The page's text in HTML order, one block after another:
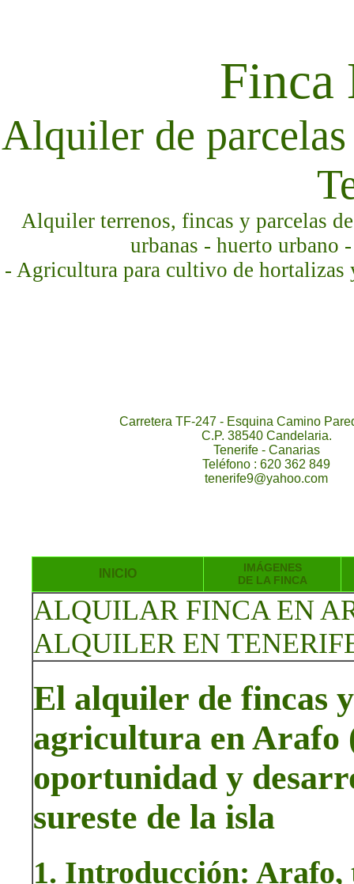
Finca
Alquiler de
Alquiler terrenos, fincas y parcelas
urbanas - huerto urbano
- Agricultura para cultivo de hortalizas
Carretera TF-247 - Esquina Camino
C.P. 38540 Candelaria.
Tenerife - Canarias
Teléfono : 620 362 849
tenerife9@yahoo.com
INICIO
IMÁGENES
DE LA FINCA
ALQUILAR FINCA EN
ALQUILER EN
El alquiler de fincas
agricultura en Arafo
oportunidad y
sureste de la isla
1. Introducción: